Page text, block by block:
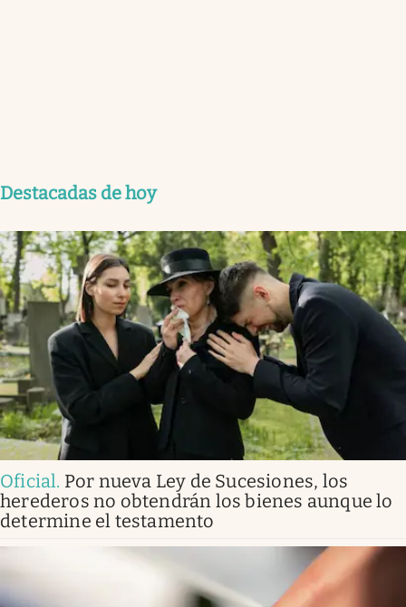
Destacadas de hoy
Oficial. Por nueva Ley de Sucesiones, los
herederos no obtendrán los bienes aunque lo
determine el testamento